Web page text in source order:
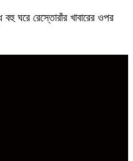
বহু ঘরে রেস্তোরাঁর খাবারের ওপর